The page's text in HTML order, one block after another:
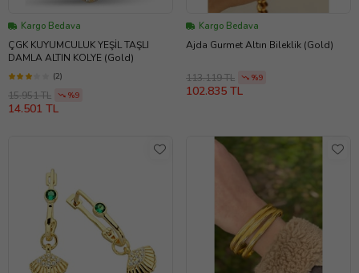
Kargo Bedava
ÇGK KUYUMCULUK YEŞİL TAŞLI
DAMLA ALTIN KOLYE (Gold)
(2)
15.951 TL %9
14.501 TL
Kargo Bedava
Ajda Gurmet Altın Bileklik (Gold)
113.119 TL %9
102.835 TL